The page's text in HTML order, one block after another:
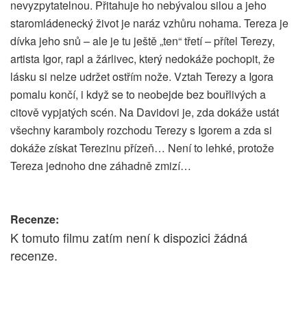
nevyzpytatelnou. Přitahuje ho nebývalou silou a jeho
staromládenecký život je naráz vzhůru nohama. Tereza je
dívka jeho snů – ale je tu ještě „ten“ třetí – přítel Terezy,
artista Igor, rapl a žárlivec, který nedokáže pochopit, že
lásku si nelze udržet ostřím nože. Vztah Terezy a Igora
pomalu končí, i když se to neobejde bez bouřlivých a
citově vypjatých scén. Na Davidovi je, zda dokáže ustát
všechny karamboly rozchodu Terezy s Igorem a zda si
dokáže získat Terezinu přízeň… Není to lehké, protože
Tereza jednoho dne záhadně zmizí…
Recenze:
K tomuto filmu zatím není k dispozici žádná
recenze.